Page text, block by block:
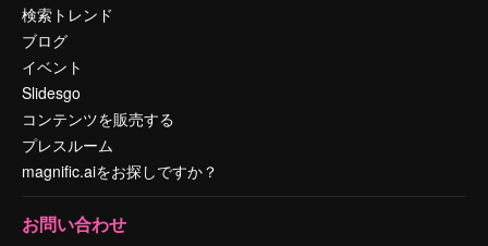
検索トレンド
ブログ
イベント
Slidesgo
コンテンツを販売する
プレスルーム
magnific.aiをお探しですか？
お問い合わせ